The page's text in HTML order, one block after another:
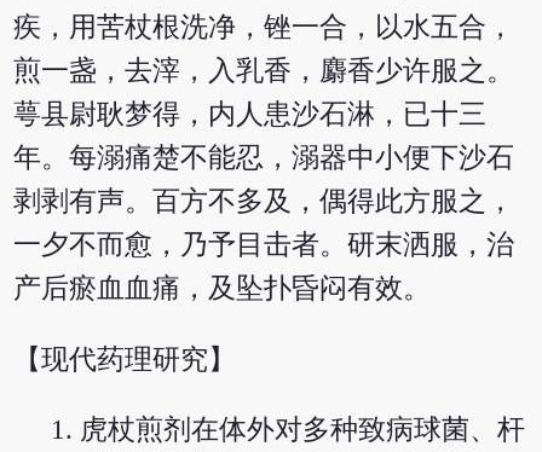
疾，用苦杖根洗净，锉一合，以水五合，
煎一盏，去滓，入乳香，麝香少许服之。
萼县尉耿梦得，内人患沙石淋，已十三
年。每溺痛楚不能忍，溺器中小便下沙石
剥剥有声。百方不多及，偶得此方服之，
一夕不而愈，乃予目击者。研末洒服，治
产后瘀血血痛，及坠扑昏闷有效。
【现代药理研究】
虎杖煎剂在体外对多种致病球菌、杆